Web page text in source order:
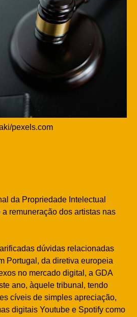
pexels.com
da Propriedade Intelectual
remuneração dos artistas nas
dúvidas relacionadas
Portugal, da diretiva europeia
no mercado digital, a GDA
ano, àquele tribunal, tendo
cíveis de simples apreciação,
digitais Youtube e Spotify como